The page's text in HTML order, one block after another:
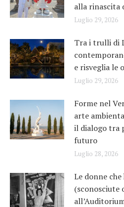
alla
Luglio 29, 2026
Tra i trulli di
e risveglia le
Luglio 29, 2026
Forme nel
arte
il dialogo tra
futuro
Luglio 28, 2026
Le donne
(sconosciute